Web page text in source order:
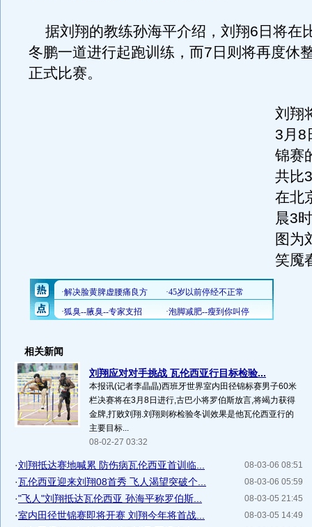
据刘翔的教练孙海平介绍，刘翔6日将在
冬鹏一道进行起跑训练，而7日则将再度休
正式比赛。
刘翔
3月8
锦赛
共比
在北
晨3
图为
笑魇
相关新闻
刘翔应对对手挑战 瓦伦西亚行目标检验...
本报讯(记者李晶晶)西班牙世界室内田径锦标赛男子60米
栏决赛将在3月8日进行,古巴小将罗伯斯放言,将竭力获得
金牌,打败刘翔.刘翔则称检验冬训效果是他瓦伦西亚行的
主要目标...
08-02-27 03:32
08-03-06 08:51
·刘翔抵达赛地喊累 防伤病瓦伦西亚首训临...
08-03-06 05:59
·瓦伦西亚迎来刘翔08首秀 飞人渴望突破个...
08-03-05 21:45
·"飞人"刘翔抵达瓦伦西亚 孙海平称罗伯斯...
08-03-05 14:49
·室内田径世锦赛即将开赛 刘翔今年将首战...